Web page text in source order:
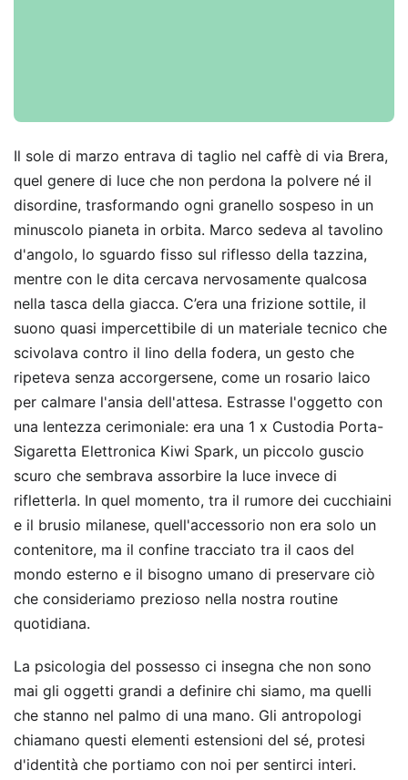
Il sole di marzo entrava di taglio nel caffè di via Brera,
quel genere di luce che non perdona la polvere né il
disordine, trasformando ogni granello sospeso in un
minuscolo pianeta in orbita. Marco sedeva al tavolino
d'angolo, lo sguardo fisso sul riflesso della tazzina,
mentre con le dita cercava nervosamente qualcosa
nella tasca della giacca. C’era una frizione sottile, il
suono quasi impercettibile di un materiale tecnico che
scivolava contro il lino della fodera, un gesto che
ripeteva senza accorgersene, come un rosario laico
per calmare l'ansia dell'attesa. Estrasse l'oggetto con
una lentezza cerimoniale: era una 1 x Custodia Porta-
Sigaretta Elettronica Kiwi Spark, un piccolo guscio
scuro che sembrava assorbire la luce invece di
rifletterla. In quel momento, tra il rumore dei cucchiaini
e il brusio milanese, quell'accessorio non era solo un
contenitore, ma il confine tracciato tra il caos del
mondo esterno e il bisogno umano di preservare ciò
che consideriamo prezioso nella nostra routine
quotidiana.
La psicologia del possesso ci insegna che non sono
mai gli oggetti grandi a definire chi siamo, ma quelli
che stanno nel palmo di una mano. Gli antropologi
chiamano questi elementi estensioni del sé, protesi
d'identità che portiamo con noi per sentirci interi.